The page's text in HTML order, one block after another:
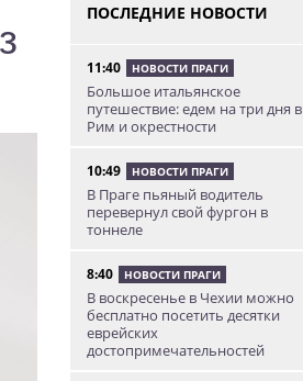
ПОСЛЕДНИЕ НОВОСТИ
11:40 НОВОСТИ ПРАГИ
Большое итальянское
путешествие: едем на три дня в
Рим и окрестности
10:49 НОВОСТИ ПРАГИ
В Праге пьяный водитель
перевернул свой фургон в
тоннеле
8:40 НОВОСТИ ПРАГИ
В воскресенье в Чехии можно
бесплатно посетить десятки
еврейских
достопримечательностей